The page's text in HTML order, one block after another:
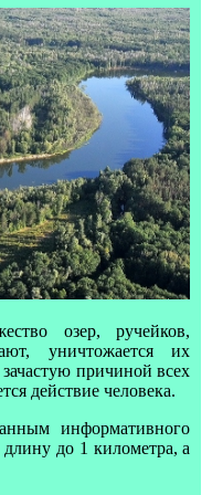
озер, ручейков,
уничтожается их
причиной всех
действие человека.
информативного
до 1 километра, а